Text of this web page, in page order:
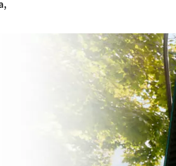
è gestito da Plenitude On The Road